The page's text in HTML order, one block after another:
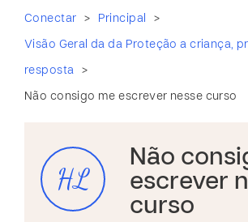
Conectar > Principal >
Visão Geral da da Proteção a criança,
resposta >
Não consigo me escrever nesse curso
HL
Não
escrever
curso